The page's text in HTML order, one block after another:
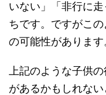
いない」「非行に
ちです。ですがこ
の可能性があります
上記のような子供
があるかもしれない